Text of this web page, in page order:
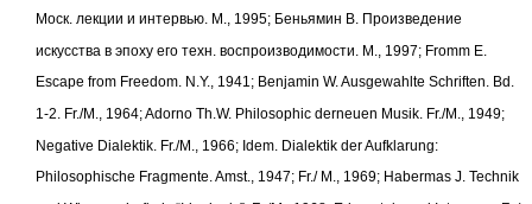
Моск. лекции и интервью. М., 1995; Беньямин В. Произведение
искусства в эпоху его техн. воспроизводимости. М., 1997; Fromm E.
Escape from Freedom. N.Y., 1941; Benjamin W. Ausgewahlte Schriften. Bd.
1-2. Fr./M., 1964; Adorno Th.W. Philosophic derneuen Musik. Fr./M., 1949;
Negative Dialektik. Fr./M., 1966; Idem. Dialektik der Aufklarung:
Philosophische Fragmente. Amst., 1947; Fr./ М., 1969; Habermas J. Technik